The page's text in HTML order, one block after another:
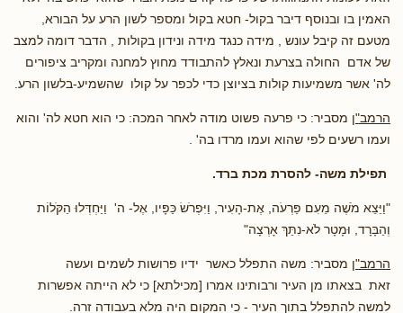
האמין בו ובנוסף דיבר בקול- חטא בקול ומספר לשון הרע על הבורא,
מטעם זה קיבל עונש , מידה כנגד מידה ונידון בקולות , הדבר דומה למצב
של אדם החולה בצרעת ונאלץ להתבודד מחוץ למחנה ומקריב ציפורים
לה' אשר משמיעות קולות בציוצן כדי לכפר על קולו שהשמיע-בלשון הרע.
הרמב"ן מסביר: כי פרעה פשוט מודה לאחר המכה: כי הוא חטא לה' והוא
ועמו רשעים לפי שהוא ועמו מרדו בה' .
תפילת משה- להסרת מכת ברד.
"וַיֵּצֵא מֹשֶׁה מֵעִם פַּרְעֹה, אֶת-הָעִיר, וַיִּפְרֹשׂ כַּפָּיו, אֶל- ה' וַיַּחְדְּלוּ הַקֹּלוֹת
וְהַבָּרָד, וּמָטָר לֹא-נִתַּךְ אָרְצָה"
הרמב"ן מסביר: משה התפלל כאשר ידיו פרושות לשמים ועשה
זאת בצאתו מן העיר ורבותינו אמרו [מכילתא] כי לא הייתה אפשרות
למשה להתפלל בתוך העיר - כי המקום היה מלא בעבודה זרה.